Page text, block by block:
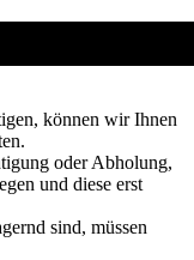
können wir Ihnen
oder Abholung,
und diese erst
sind, müssen